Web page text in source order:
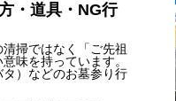
・道具・NG行
掃ではなく「ご先祖
味を持っています。
）などのお墓参り行